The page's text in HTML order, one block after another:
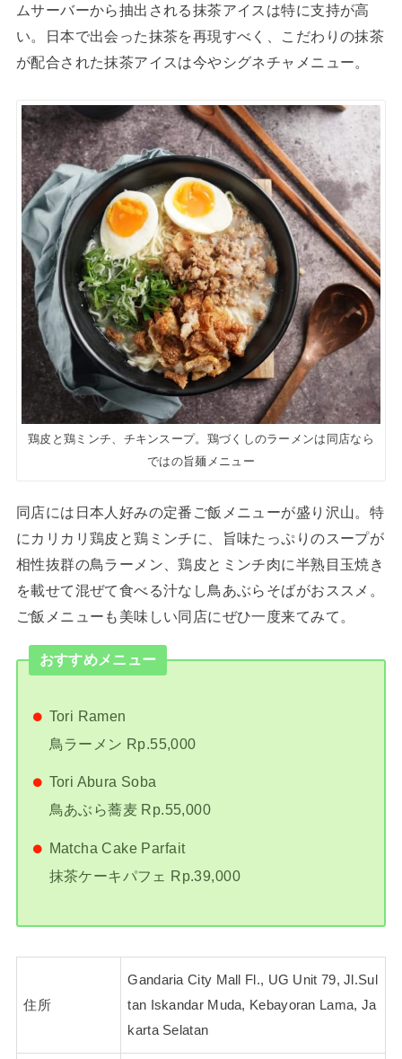
ムサーバーから抽出される抹茶アイスは特に支持が高
い。日本で出会った抹茶を再現すべく、こだわりの抹茶
が配合された抹茶アイスは今やシグネチャメニュー。
鶏皮と鶏ミンチ、チキンスープ。鶏づくしのラーメンは同店なら
ではの旨麺メニュー
同店には日本人好みの定番ご飯メニューが盛り沢山。特
にカリカリ鶏皮と鶏ミンチに、旨味たっぷりのスープが
相性抜群の鳥ラーメン、鶏皮とミンチ肉に半熟目玉焼き
を載せて混ぜて食べる汁なし鳥あぶらそばがおススメ。
ご飯メニューも美味しい同店にぜひ一度来てみて。
おすすめメニュー
Tori Ramen
鳥ラーメン Rp.55,000
Tori Abura Soba
鳥あぶら蕎麦 Rp.55,000
Matcha Cake Parfait
抹茶ケーキパフェ Rp.39,000
住所
Gandaria City Mall Fl., UG Unit 79, Jl.Sul
tan Iskandar Muda, Kebayoran Lama, Ja
karta Selatan